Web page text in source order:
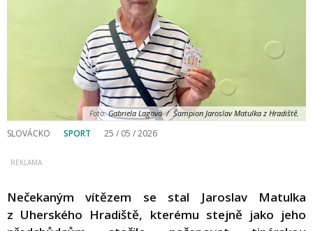
Foto:Gabriela Lagová / Šampion Jaroslav Matulka z Hradiště.
SLOVÁCKO SPORT 25 / 05 / 2026
Nečekaným vítězem se stal Jaroslav Matulka
z Uherského Hradiště, kterému stejně jako jeho